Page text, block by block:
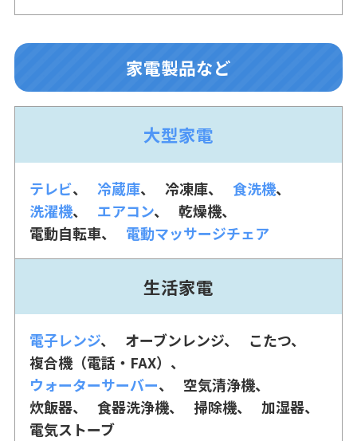
家電製品など
大型家電
テレビ 冷蔵庫 冷凍庫
食洗機
洗濯機
エアコン
乾燥機
電動自転車
電動マッサージチェア
生活家電
電子レンジ オーブンレンジ
こたつ
複合機（電話・FAX）
ウォーターサーバー
空気清浄機
炊飯器
食器洗浄機 掃除機
加湿器
電気ストーブ